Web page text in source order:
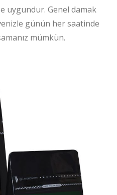
uygundur. Genel damak
günün her saatinde
mümkün.